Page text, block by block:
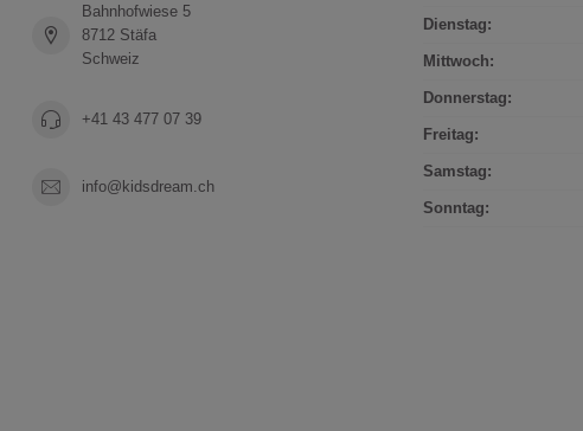
Bahnhofwiese 5
8712 Stäfa
Schweiz
+41 43 477 07 39
info@kidsdream.ch
Dienstag:
Mittwoch:
Donnerstag:
Freitag:
Samstag:
Sonntag: